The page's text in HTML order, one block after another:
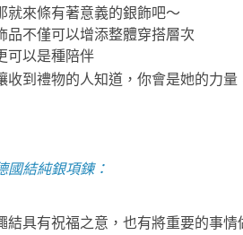
就來條有著意義的銀飾吧～
品不僅可以增添整體穿搭層次
可以是種陪伴
收到禮物的人知道，你會是她的力量
國結純銀項鍊：
結具有祝福之意，也有將重要的事情